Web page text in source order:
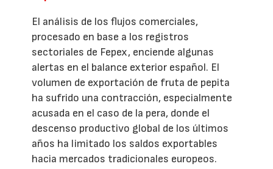
El análisis de los flujos comerciales,
procesado en base a los registros
sectoriales de Fepex, enciende algunas
alertas en el balance exterior español. El
volumen de exportación de fruta de pepita
ha sufrido una contracción, especialmente
acusada en el caso de la pera, donde el
descenso productivo global de los últimos
años ha limitado los saldos exportables
hacia mercados tradicionales europeos.